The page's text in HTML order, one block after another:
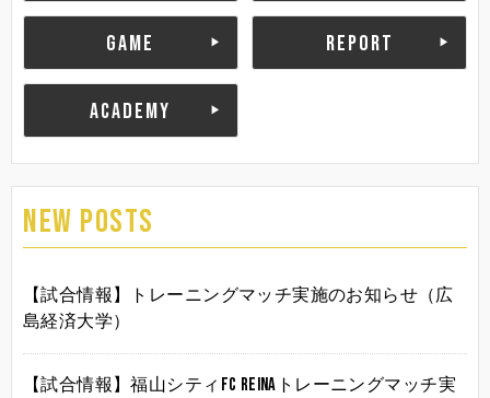
GAME REPORT
ACADEMY
NEW POSTS
【試合情報】トレーニングマッチ実施のお知らせ（広
島経済大学）
【試合情報】福山シティFC Reinaトレーニングマッチ実